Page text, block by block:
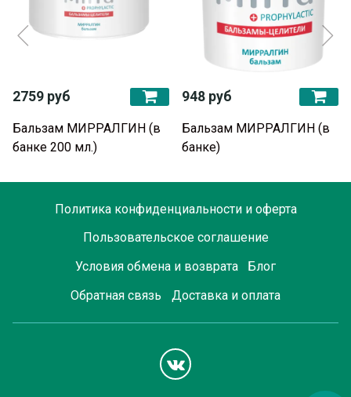
2759 руб
Бальзам МИРРАЛГИН (в
банке 200 мл.)
948 руб
Бальзам МИРРАЛГИН (в
банке)
Политика конфиденциальности и оферта
Пользовательское соглашение
Условия обмена и возврата
Блог
Обратная связь
Доставка и оплата